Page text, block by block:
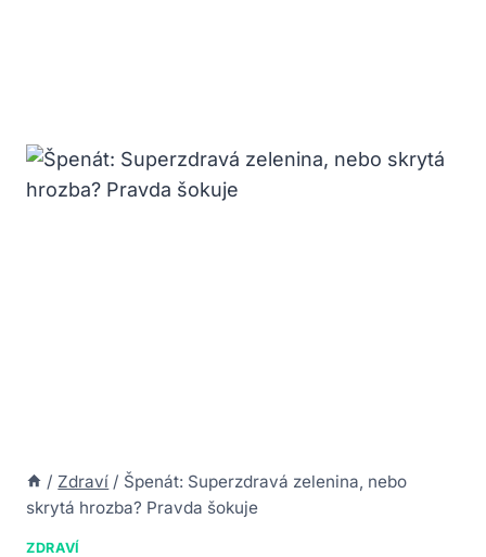
/ Zdraví / Špenát: Superzdravá zelenina, nebo
skrytá hrozba? Pravda šokuje
ZDRAVÍ